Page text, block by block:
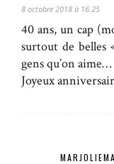
8 octobre 2018 à 16:25
40 ans, un cap
surtout de belles
gens qu’on aime…
Joyeux